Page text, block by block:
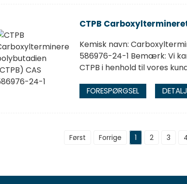
CTPB
Kemisk navn:
586976-24-1 Bemærk: Vi
CTPB i henhold til vores
FORESPØRGSEL
Først Forrige 1 2 3